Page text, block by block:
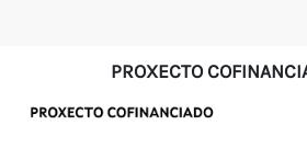
PROXECTO